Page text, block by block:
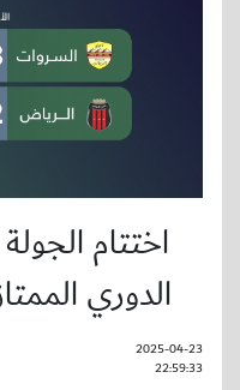
اختتام
الدوري
2025-04-23
22:59:33